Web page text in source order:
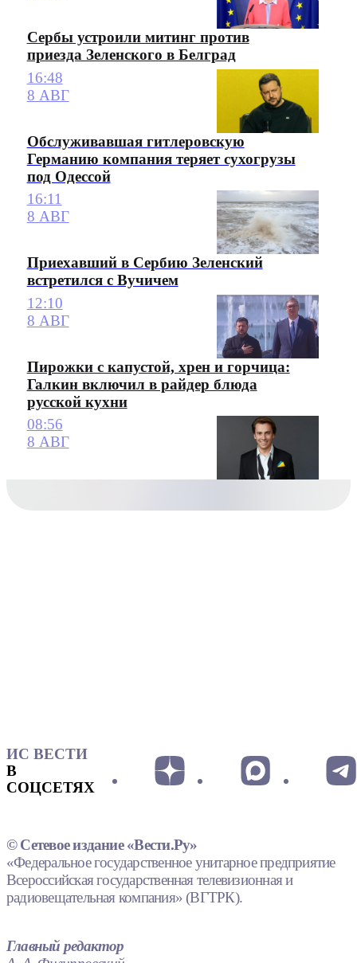
Сербы устроили митинг против
приезда Зеленского в Белград
16:48
8 АВГ
Обслуживавшая гитлеровскую
Германию компания теряет сухогрузы
под Одессой
16:11
8 АВГ
Приехавший в Сербию Зеленский
встретился с Вучичем
12:10
8 АВГ
Пирожки с капустой, хрен и горчица:
Галкин включил в райдер блюда
русской кухни
08:56
8 АВГ
ИС ВЕСТИ
В
СОЦСЕТЯХ
© Сетевое издание «Вести.Ру»
«Федеральное государственное унитарное предприятие
Всероссийская государственная телевизионная и
радиовещательная компания» (ВГТРК).
Главный редактор